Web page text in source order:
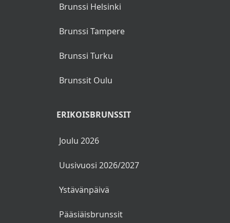
Brunssi Helsinki
Brunssi Tampere
Brunssi Turku
Brunssit Oulu
ERIKOISBRUNSSIT
Joulu 2026
Uusivuosi 2026/2027
Ystävänpäivä
Pääsiäisbrunssit